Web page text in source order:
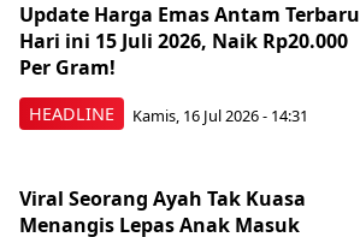
HEADLINE
Update Harga Emas Antam Terbaru
Hari ini 15 Juli 2026, Naik Rp20.000
Per Gram!
Kamis, 16 Jul 2026 - 14:31
Viral Seorang Ayah Tak Kuasa
Menangis Lepas Anak Masuk